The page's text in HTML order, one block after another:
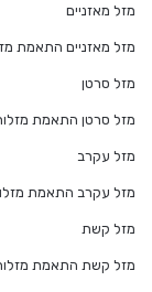
מזל מאזניים
מזל מאזניים התאמת
מזל סרטן
מזל סרטן התאמת
מזל עקרב
מזל עקרב התאמת
מזל קשת
מזל קשת התאמת